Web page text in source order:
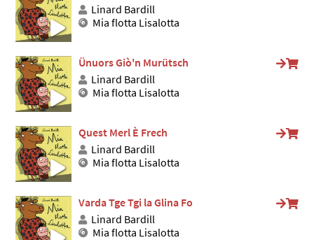
Linard Bardill
Mia flotta Lisalotta
Ünuors Giò'n Murütsch
Linard Bardill
Mia flotta Lisalotta
Quest Merl È Frech
Linard Bardill
Mia flotta Lisalotta
Varda Tge Tgi la Glina Fo
Linard Bardill
Mia flotta Lisalotta